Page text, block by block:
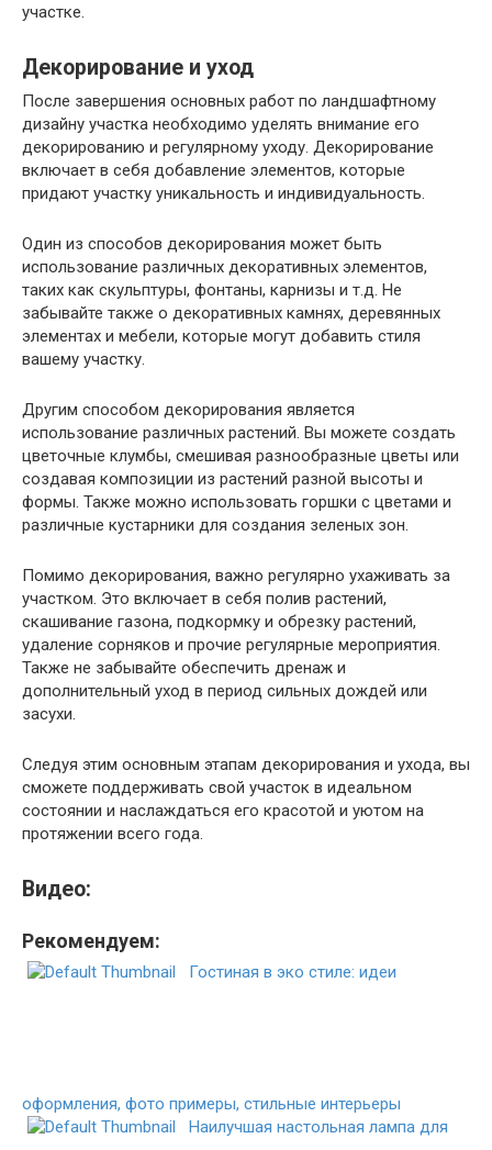
участке.
Декорирование и уход
После завершения основных работ по ландшафтному
дизайну участка необходимо уделять внимание его
декорированию и регулярному уходу. Декорирование
включает в себя добавление элементов, которые
придают участку уникальность и индивидуальность.
Один из способов декорирования может быть
использование различных декоративных элементов,
таких как скульптуры, фонтаны, карнизы и т.д. Не
забывайте также о декоративных камнях, деревянных
элементах и мебели, которые могут добавить стиля
вашему участку.
Другим способом декорирования является
использование различных растений. Вы можете создать
цветочные клумбы, смешивая разнообразные цветы или
создавая композиции из растений разной высоты и
формы. Также можно использовать горшки с цветами и
различные кустарники для создания зеленых зон.
Помимо декорирования, важно регулярно ухаживать за
участком. Это включает в себя полив растений,
скашивание газона, подкормку и обрезку растений,
удаление сорняков и прочие регулярные мероприятия.
Также не забывайте обеспечить дренаж и
дополнительный уход в период сильных дождей или
засухи.
Следуя этим основным этапам декорирования и ухода, вы
сможете поддерживать свой участок в идеальном
состоянии и наслаждаться его красотой и уютом на
протяжении всего года.
Видео:
Рекомендуем:
Гостиная в эко стиле: идеи
оформления, фото примеры, стильные интерьеры
Наилучшая настольная лампа для